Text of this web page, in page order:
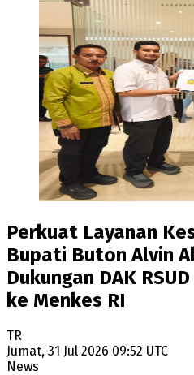
Perkuat Layanan
Bupati Buton Alvin
Dukungan DAK
ke Menkes RI
TR
Jumat, 31 Jul 2026 09:52 UTC
News